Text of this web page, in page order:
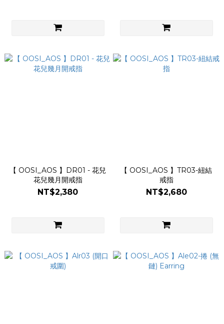
【 OOSI_AOS 】DR01 - 花兒
花兒幾月開戒指
NT$2,380
【 OOSI_AOS 】TR03-紐結
戒指
NT$2,680